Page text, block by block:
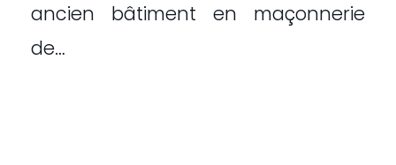
ancien bâtiment en maçonnerie
de…